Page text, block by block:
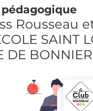
Rousseau
SAINT
DE